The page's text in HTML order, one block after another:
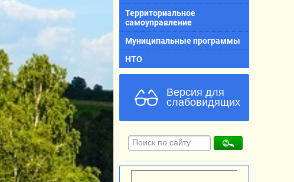
Территориальное
самоуправление
Муниципальные программы
НТО
Версия для
слабовидящих